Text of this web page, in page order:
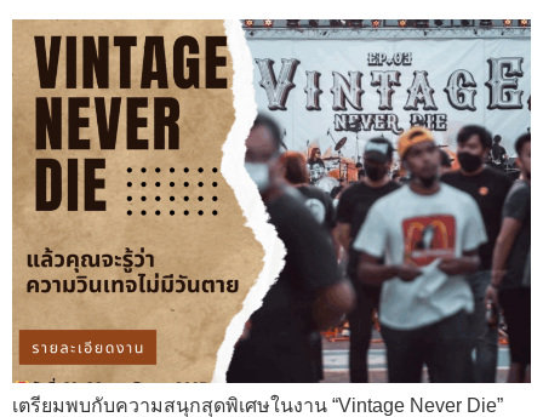
เตรียมพบกับความสนุกสุดพิเศษในงาน “Vintage Never Die”